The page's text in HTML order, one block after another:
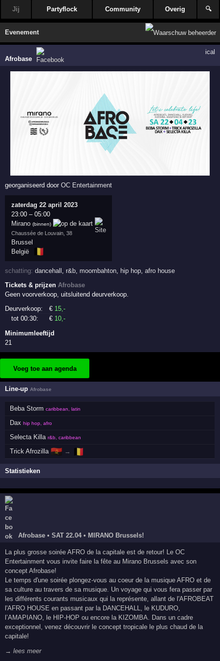
Jij Partyflock Community Overig 🔍
Evenement
Afrobase
ical
georganiseerd doorOC Entertainment
zaterdag 22 april 2023
23:00 –05:00
Mirano (binnen)
Chaussée de Louvain, 38
Brussel
België
🇧🇪
schatting:dancehall ,r&b moombahton hip hop ,afro house
Tickets & prijzenAfrobase
Geen voorverkoop, uitsluitend deurverkoop.
Deurverkoop:
€ 15,-
tot 00:30:
€ 10,-
Minimumleeftijd
21
Voeg toe aan agenda
Line-upAfrobase
Beba Storm caribbean, latin
Dax hip hop, afro
Selecta Killa r&b, caribbean
Trick Afrozilla 🇦🇴 → 🇧🇪
Statistieken
Afrobase • SAT 22.04 • MIRANO Brussels!
La plus grosse soirée AFRO de la capitale est de retour! Le OC
Entertainment vous invite faire la fête au Mirano Brussels avec son
concept Afrobase!
Le temps d'une soirée plongez-vous au coeur de la musique AFRO et de
sa culture au travers de sa musique. Un voyage qui vous fera passer par
les différents courants musicaux qui la représente, allant de l'AFROBEAT
l'AFRO HOUSE en passant par la DANCEHALL, le KUDURO,
l’AMAPIANO, le HIP-HOP ou encore la KIZOMBA. Dans un cadre
exceptionnel, venez découvrir le concept tropicale le plus chaud de la
capitale!
→ lees meer